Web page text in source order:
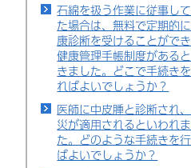
石綿を扱う作業に従事し
た場合は、無料で定期的
康診断を受けることがで
健康管理手帳制度がある
きました。どこで手続き
ればよいでしょうか？
医師に中皮腫と診断され
災が適用されるといわれ
た。どのような手続きを
ばよいでしょうか？